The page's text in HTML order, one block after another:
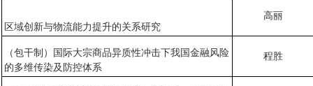
区域创新与物流能力提升的关系研究
高丽
（包干制）国际大宗商品异质性冲击下我国金融风险
的多维传染及防控体系
程胜